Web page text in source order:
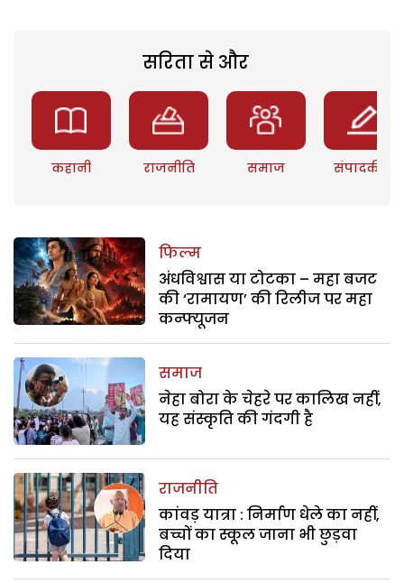
सरिता से और
कहानी राजनीति समाज संपादकीय
फिल्म
अंधविश्वास या टोटका – महा बजट
की ‘रामायण’ की रिलीज पर महा
कन्फ्यूजन
समाज
नेहा बोरा के चेहरे पर कालिख नहीं,
यह संस्कृति की गंदगी है
राजनीति
कांवड़ यात्रा : निर्माण धेले का नहीं,
बच्चों का स्कूल जाना भी छुड़वा
दिया